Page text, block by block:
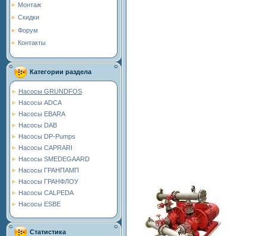
Монтаж
Скидки
Форум
Контакты
Категории раздела
Насосы GRUNDFOS
Насосы ADCA
Насосы EBARA
Насосы DAB
Насосы DP-Pumps
Насосы CAPRARI
Насосы SMEDEGAARD
Насосы ГРАНПАМП
Насосы ГРАНФЛОУ
Насосы CALPEDA
Насосы ESBE
Статистика